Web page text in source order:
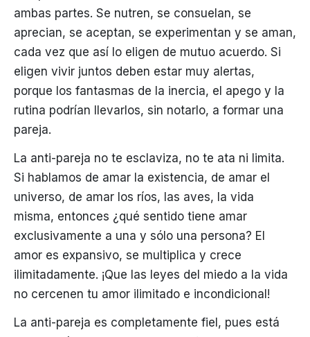
ambas partes. Se nutren, se consuelan, se
aprecian, se aceptan, se experimentan y se aman,
cada vez que así lo eligen de mutuo acuerdo. Si
eligen vivir juntos deben estar muy alertas,
porque los fantasmas de la inercia, el apego y la
rutina podrían llevarlos, sin notarlo, a formar una
pareja.
La anti-pareja no te esclaviza, no te ata ni limita.
Si hablamos de amar la existencia, de amar el
universo, de amar los ríos, las aves, la vida
misma, entonces ¿qué sentido tiene amar
exclusivamente a una y sólo una persona? El
amor es expansivo, se multiplica y crece
ilimitadamente. ¡Que las leyes del miedo a la vida
no cercenen tu amor ilimitado e incondicional!
La anti-pareja es completamente fiel, pues está